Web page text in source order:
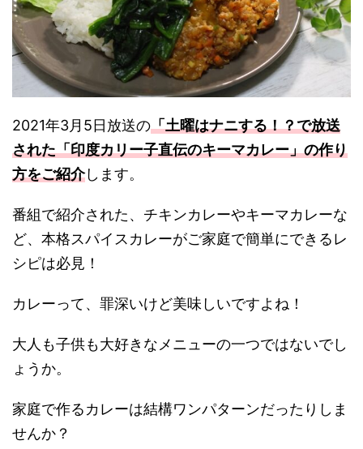
2021年3月5日放送の「土曜はナニする！？で放送
された「印度カリー子直伝のキーマカレー」の作り
方をご紹介します。
番組で紹介された、チキンカレーやキーマカレーな
ど、本格スパイスカレーがご家庭で簡単にできるレ
シピは必見！
カレーって、罪深いけど美味しいですよね！
大人も子供も大好きなメニューの一つではないでし
ょうか。
家庭で作るカレーは結構ワンパターンだったりしま
せんか？